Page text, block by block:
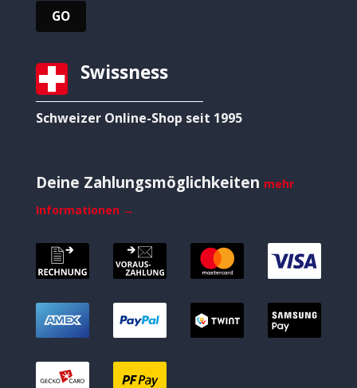
Swissness
Schweizer Online-Shop seit 1995
Deine Zahlungsmöglichkeiten mehr
Informationen →